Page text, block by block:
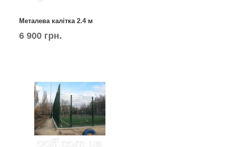
Металева калітка 2.4 м
6 900 грн.